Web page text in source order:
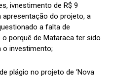
ivnestimento de R$ 9
do projeto, a
a falta de
porquê de Mataraca ter sido
o investimento;
plágio no projeto de ‘Nova